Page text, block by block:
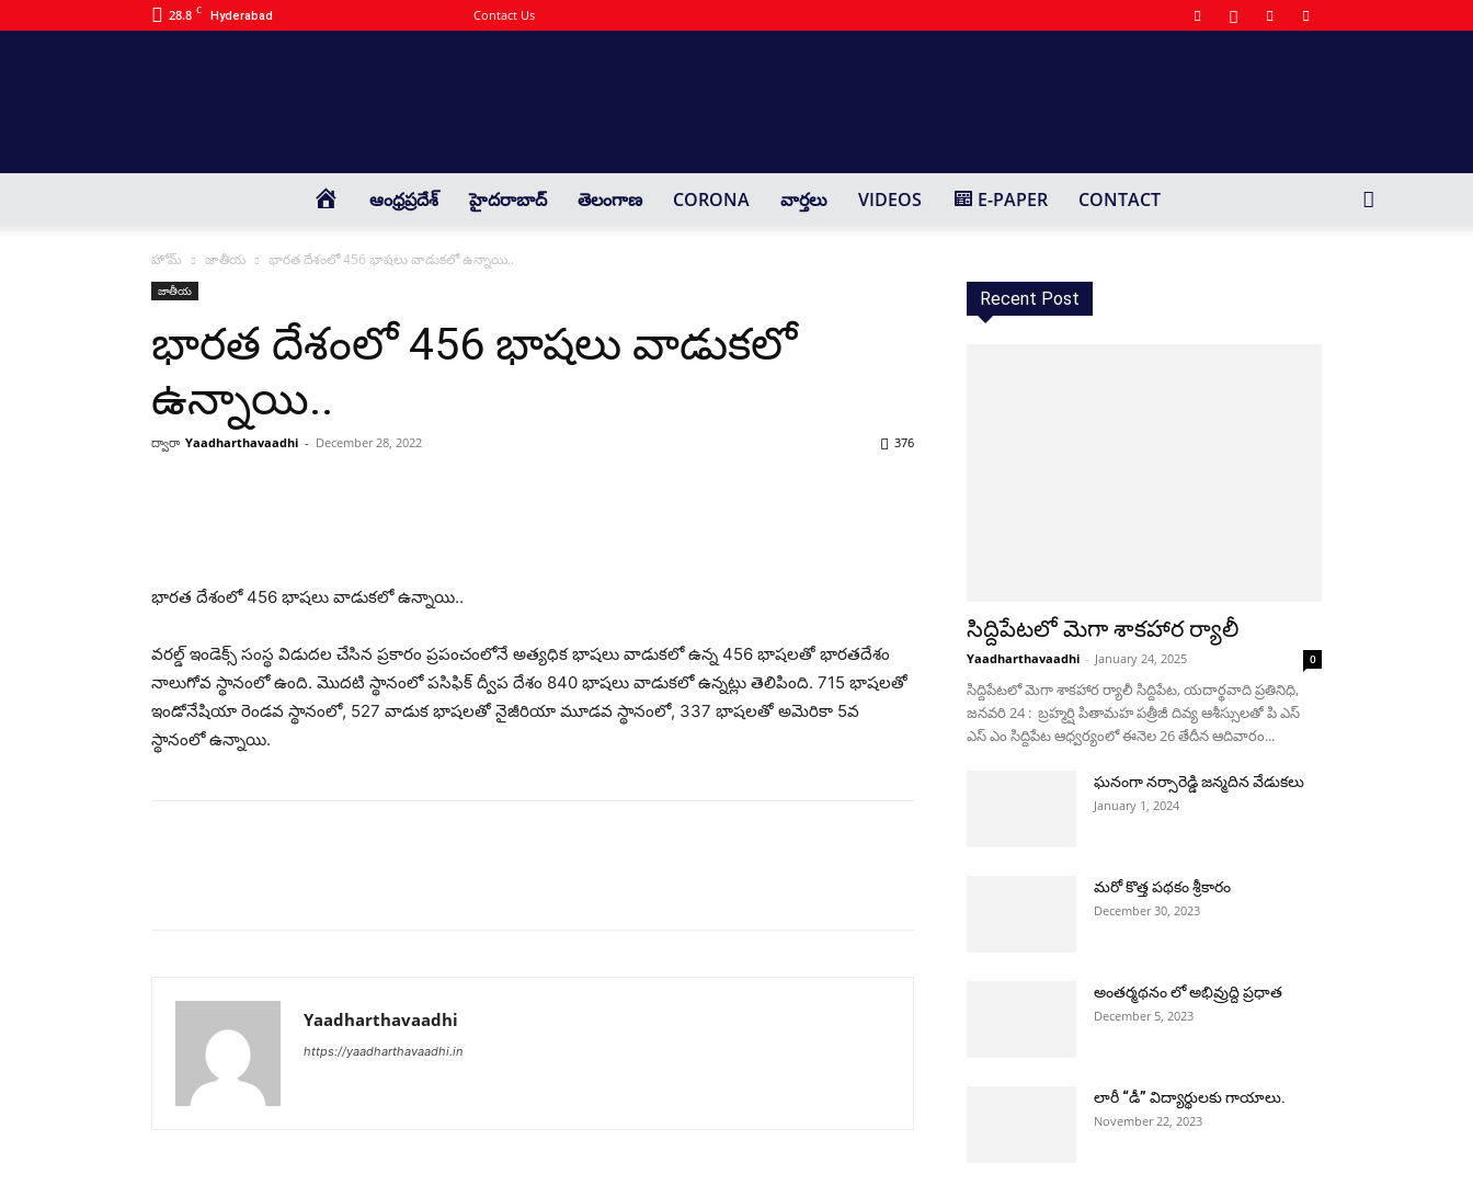
28.8 C Hyderabad Contact Us
Yaadharthavaadhi
HOMEఆంధ్రప్రదేశ్ హైదరాబాద్ తెలంగాణ CORONA వార్తలు VIDEOS E-PAPER CONTACT
హోమ్ జాతీయ భారత దేశంలో 456 భాషలు వాడుకలో ఉన్నాయి..
జాతీయ
భారత దేశంలో 456 భాషలు వాడుకలో
ఉన్నాయి..
ద్వారా Yaadharthavaadhi - December 28, 2022 376
భారత దేశంలో 456 భాషలు వాడుకలో ఉన్నాయి..
వరల్డ్ ఇండెక్స్ సంస్థ విడుదల చేసిన ప్రకారం ప్రపంచంలోనే అత్యధిక భాషలు వాడుకలో ఉన్న 456 భాషలతో భారతదేశం
నాలుగోవ స్థానంలో ఉంది. మొదటి స్థానంలో పసిఫిక్ ద్వీప దేశం 840 భాషలు వాడుకలో ఉన్నట్లు తెలిపింది. 715 భాషలతో
ఇండోనేషియా రెండవ స్థానంలో, 527 వాడుక భాషలతో నైజీరియా మూడవ స్థానంలో, 337 భాషలతో అమెరికా 5వ
స్థానంలో ఉన్నాయి.
Yaadharthavaadhi
https://yaadharthavaadhi.in
Recent Post
సిద్దిపేటలో మెగా శాకహార ర్యాలీ
Yaadharthavaadhi - January 24, 2025 0
సిద్దిపేటలో మెగా శాకహార ర్యాలీ సిద్దిపేట, యదార్థవాది ప్రతినిధి,
జనవరి 24 : బ్రహ్మర్షి పితామహ పత్రీజీ దివ్య ఆశీస్సులతో పి ఎస్
ఎస్ ఎం సిద్దిపేట ఆధ్వర్యంలో ఈనెల 26 తేదీన ఆదివారం...
ఘనంగా నర్సారెడ్డి జన్మదిన వేడుకలు
January 1, 2024
మరో కొత్త పథకం శ్రీకారం
December 30, 2023
అంతర్మథనం లో అభివ్రుద్ది ప్రధాత
December 5, 2023
లారీ “డీ” విద్యార్థులకు గాయాలు.
November 22, 2023